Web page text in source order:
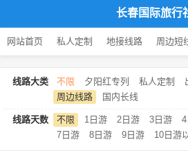
长春国际旅行
网站首页 私人定制 地接线路 周边短
线路大类 不限 夕阳红专列 私人定制
周边线路
国内长线
线路天数 不限 1日游 2日游 3日游
7日游
8日游 9日游 10日游